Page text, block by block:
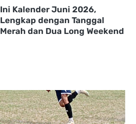
Ini Kalender Juni 2026,
Lengkap dengan Tanggal
Merah dan Dua Long Weekend